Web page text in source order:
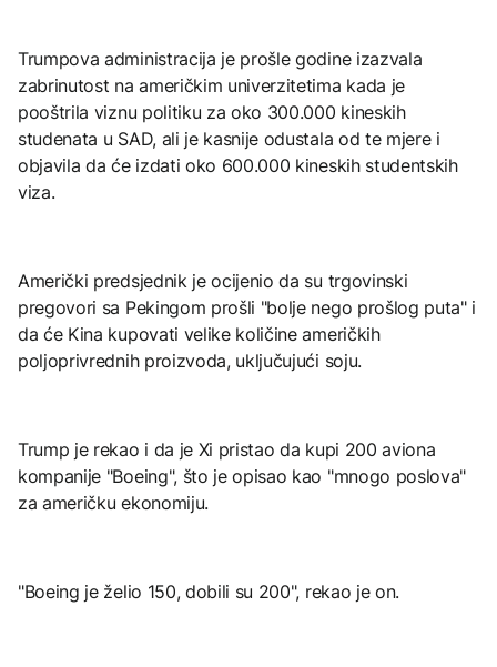
Trumpova administracija je prošle godine izazvala
zabrinutost na američkim univerzitetima kada je
pooštrila viznu politiku za oko 300.000 kineskih
studenata u SAD, ali je kasnije odustala od te mjere i
objavila da će izdati oko 600.000 kineskih studentskih
viza.
Američki predsjednik je ocijenio da su trgovinski
pregovori sa Pekingom prošli "bolje nego prošlog puta" i
da će Kina kupovati velike količine američkih
poljoprivrednih proizvoda, uključujući soju.
Trump je rekao i da je Xi pristao da kupi 200 aviona
kompanije "Boeing", što je opisao kao "mnogo poslova"
za američku ekonomiju.
"Boeing je želio 150, dobili su 200", rekao je on.